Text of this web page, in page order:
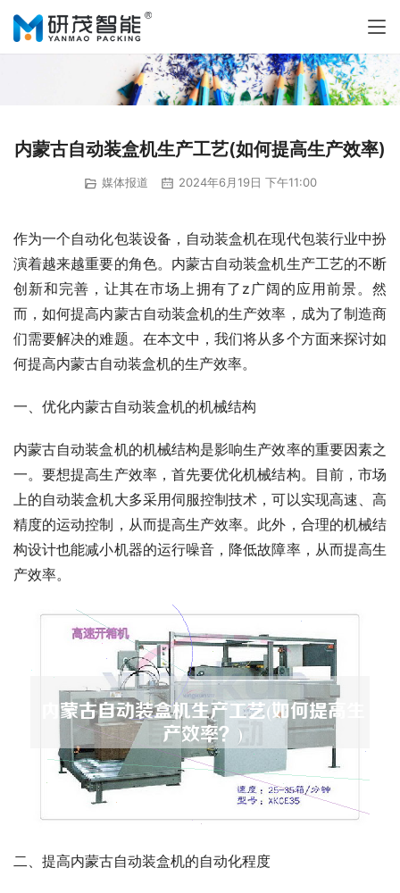
内蒙古自动装盒机生产工艺(如何提高生产效率)
媒体报道 2024年6月19日 下午11:00
作为一个自动化包装设备，自动装盒机在现代包装行业中扮
演着越来越重要的角色。内蒙古自动装盒机生产工艺的不断
创新和完善，让其在市场上拥有了z广阔的应用前景。然
而，如何提高内蒙古自动装盒机的生产效率，成为了制造商
们需要解决的难题。在本文中，我们将从多个方面来探讨如
何提高内蒙古自动装盒机的生产效率。
一、优化内蒙古自动装盒机的机械结构
内蒙古自动装盒机的机械结构是影响生产效率的重要因素之
一。要想提高生产效率，首先要优化机械结构。目前，市场
上的自动装盒机大多采用伺服控制技术，可以实现高速、高
精度的运动控制，从而提高生产效率。此外，合理的机械结
构设计也能减小机器的运行噪音，降低故障率，从而提高生
产效率。
二、提高内蒙古自动装盒机的自动化程度